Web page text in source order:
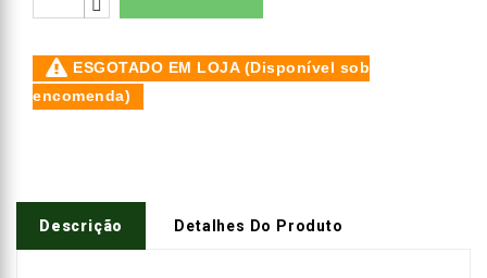
ESGOTADO EM LOJA (Disponível sob
encomenda)
Descrição Detalhes Do Produto